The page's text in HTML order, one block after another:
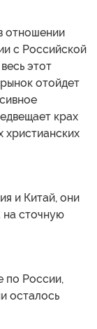
отношении
с Российской
этот
отойдет
крах
христианских
и Китай, они
на сточную
по России,
осталось